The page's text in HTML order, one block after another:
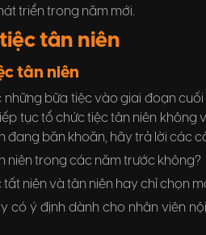
triển trong năm mới.
tân niên
tân niên
bữa tiệc vào giai đoạn cuối
tục tổ chức tiệc tân niên không
đang băn khoăn, hãy trả lời các
niên trong các năm trước không?
niên và tân niên hay chỉ chọn
có ý định dành cho nhân viên